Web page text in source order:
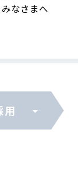
なさまへ
用